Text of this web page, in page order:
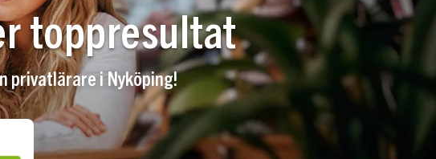
toppresultat
privatlärare i Nyköping!